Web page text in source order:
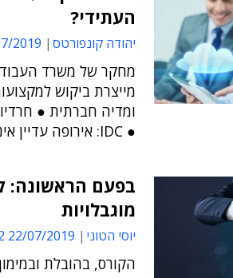
העתידי?
יהודה קונפורטס 16:03
מחקר של משרד
מייצרת ביקוש
ומדיה חברתית ●
● IDC: אירופה עדיין אינה מוכנה לעולם החדש
בפעם הראשונה:
מוגבלויות
יוסי הטוני 22/07/2019 16:02
הקורס, בהובלת